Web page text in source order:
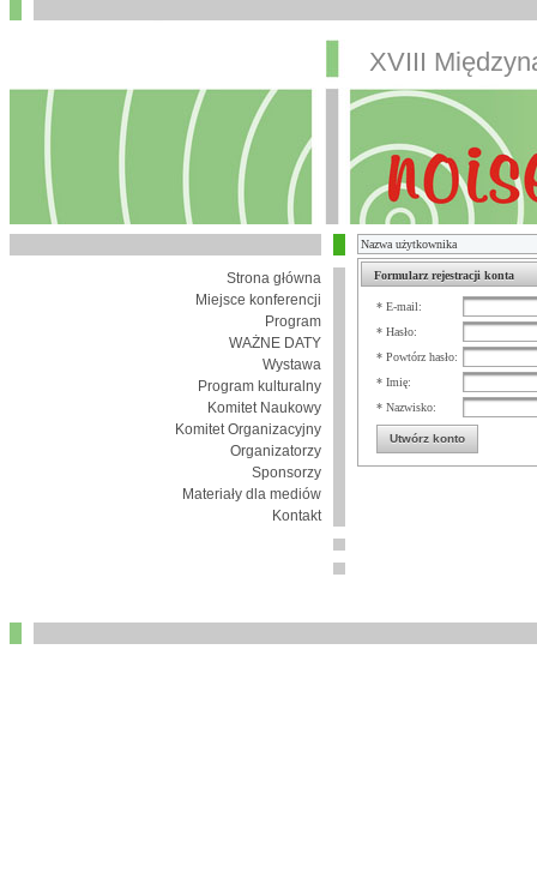
XVIII
Strona główna
Miejsce konferencji
Program
WAŻNE DATY
Wystawa
Program kulturalny
Komitet Naukowy
Komitet Organizacyjny
Organizatorzy
Sponsorzy
Materiały dla mediów
Kontakt
Formularz rejestracji konta
* E-mail:
* Hasło:
* Powtórz hasło:
* Imię:
* Nazwisko:
Utwórz konto